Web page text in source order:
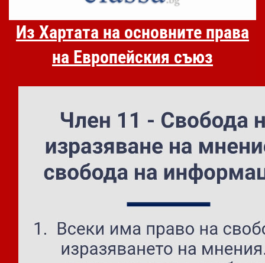
Из Хартата на основните права
на Европейския съюз